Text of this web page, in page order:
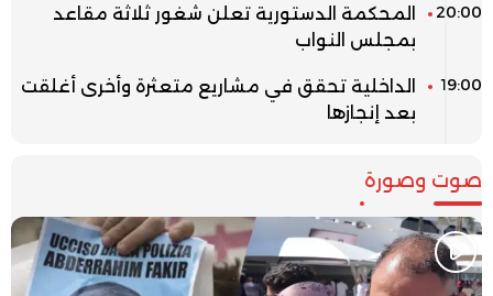
20:00
المحكمة الدستورية تعلن شغور ثلاثة مقاعد
بمجلس النواب
19:00
الداخلية تحقق في مشاريع متعثرة وأخرى أغلقت
بعد إنجازها
صوت وصورة